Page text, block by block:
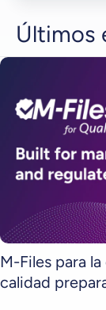
Últimos
M-Files para
calidad